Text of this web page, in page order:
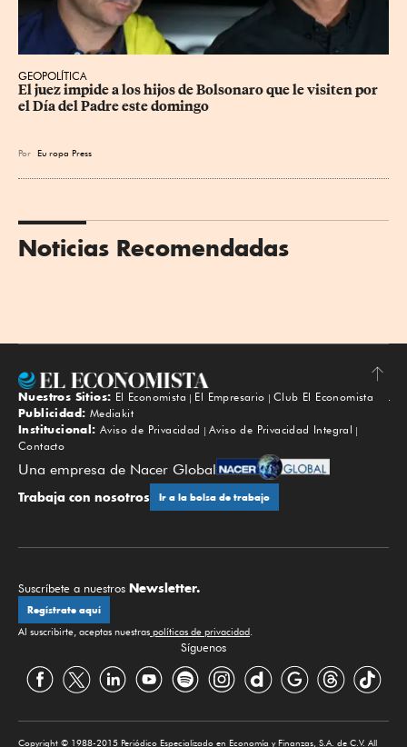
GEOPOLÍTICA
El juez impide a los hijos de Bolsonaro que le visiten por
el Día del Padre este domingo
Por Eu ropa Press
Noticias Recomendadas
Subir
Nuestros Sitios: El Economista El Empresario
Club El Economista
Publicidad: Mediakit
Institucional: Aviso de Privacidad
Aviso de Privacidad Integral
Contacto
Una empresa de Nacer Global
Trabaja con nosotros Ir a la bolsa de trabajo
Suscríbete a nuestros Newsletter.
Regístrate aquí
Al suscribirte, aceptas nuestras políticas de privacidad.
Síguenos
Copyright © 1988-2015 Periódico Especializado en Economía y Finanzas, S.A. de C.V. All